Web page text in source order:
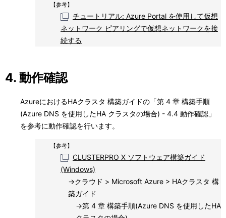
【参考】
チュートリアル: Azure Portal を使用して仮想
ネットワーク ピアリングで仮想ネットワークを接
続する
4. 動作確認
AzureにおけるHAクラスタ 構築ガイドの「第 4 章 構築手順
(Azure DNS を使用したHA クラスタの場合) - 4.4 動作確認」
を参考に動作確認を行います。
【参考】
CLUSTERPRO X ソフトウェア構築ガイド
(Windows)
→クラウド > Microsoft Azure > HAクラスタ 構
築ガイド
→第 4 章 構築手順(Azure DNS を使用したHA